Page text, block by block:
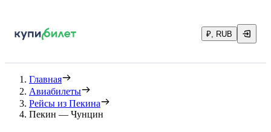
₽, RUB
Главная
Авиабилеты
Рейсы из Пекина
Пекин — Чунцин